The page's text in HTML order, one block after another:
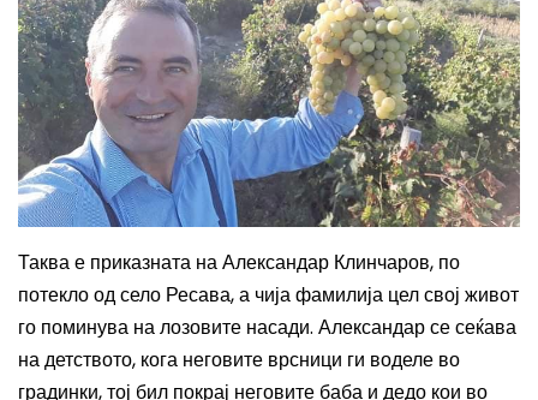
Таква е приказната на Александар Клинчаров, по
потекло од село Ресава, а чија фамилија цел свој живот
го поминува на лозовите насади. Александар се сеќава
на детството, кога неговите врсници ги воделе во
градинки, тој бил покрај неговите баба и дедо кои во